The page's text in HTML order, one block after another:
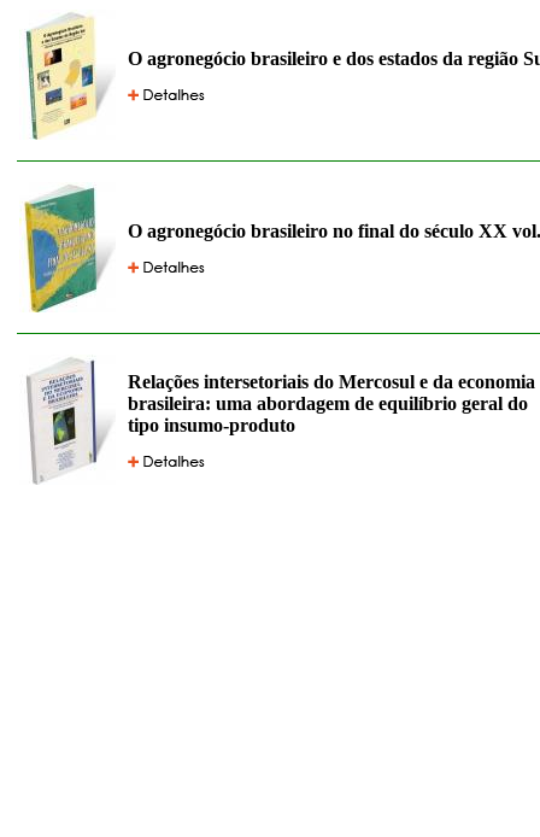
O agronegócio brasileiro e dos estados da região
O agronegócio brasileiro no final do século XX
Relações intersetoriais do Mercosul e da economia
brasileira: uma abordagem de equilíbrio geral do
tipo insumo-produto